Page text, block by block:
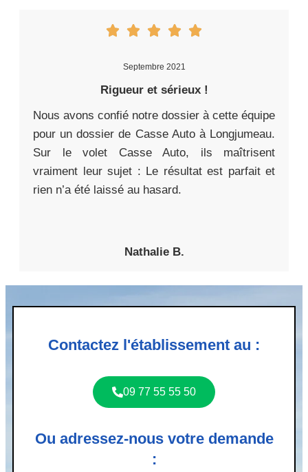
Septembre 2021
Rigueur et sérieux !
Nous avons confié notre dossier à cette équipe
pour un dossier de Casse Auto à Longjumeau.
Sur le volet Casse Auto, ils maîtrisent
vraiment leur sujet : Le résultat est parfait et
rien n’a été laissé au hasard.
Nathalie B.
Contactez l'établissement au :
09 77 55 55 50
Ou adressez-nous votre demande
: